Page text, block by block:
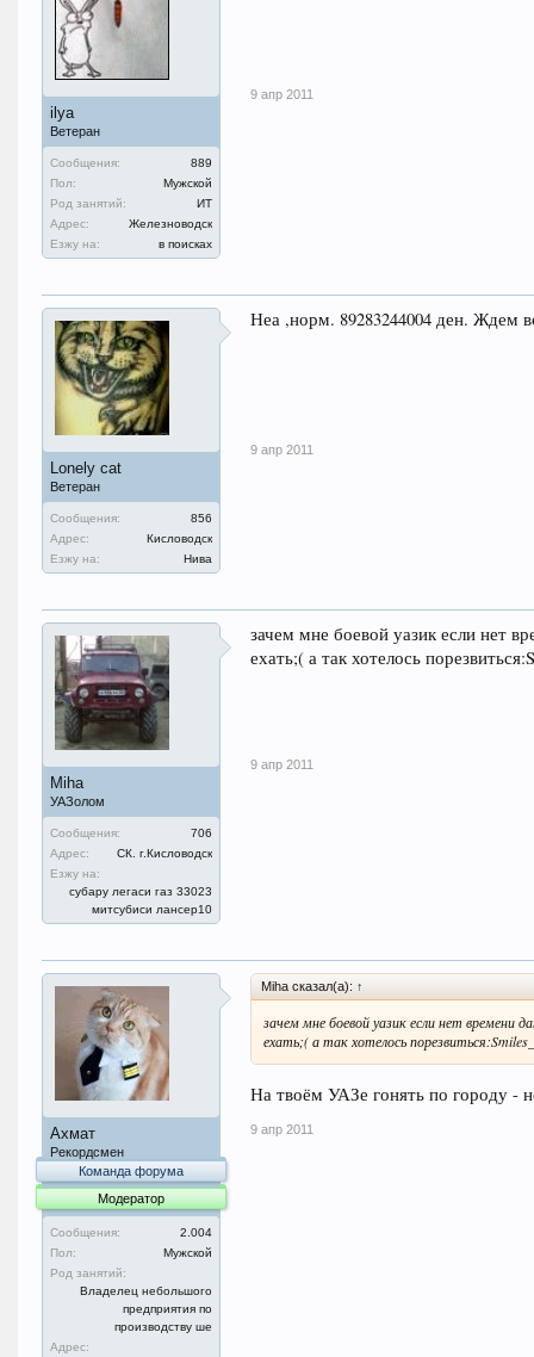
ilya
Ветеран
Сообщения:
889
Пол:
Мужской
Род занятий:
ИТ
Адрес:
Железноводск
Езжу на:
в поисках
9 апр 2011
Lonely cat
Ветеран
Сообщения:
856
Адрес:
Кисловодск
Езжу на:
Нива
Неа ,норм. 89283244004 ден. Ждем
9 апр 2011
Miha
УАЗолом
Сообщения:
706
Адрес:
СК. г.Кисловодск
Езжу на:
субару легаси газ 33023
митсубиси лансер10
зачем мне боевой уазик если нет
ехать;( а так хотелось
9 апр 2011
Ахмат
Рекордсмен
Команда форума
Модератор
Сообщения:
2.004
Пол:
Мужской
Род занятий:
Владелец небольшого
предприятия по
производству ше
Адрес:
Miha сказал(а): ↑
зачем мне боевой уазик если нет времени
ехать;( а так хотелось
На твоём УАЗе гонять по городу -
9 апр 2011